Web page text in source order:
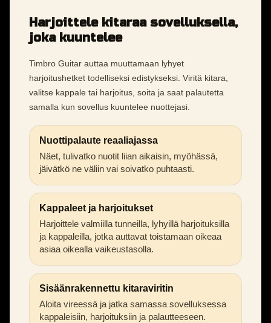
Harjoittele kitaraa sovelluksella,
joka kuuntelee
Timbro Guitar auttaa muuttamaan lyhyet
harjoitushetket todelliseksi edistykseksi. Viritä kitara,
valitse kappale tai harjoitus, soita ja saat palautetta
samalla kun sovellus kuuntelee nuottejasi.
Nuottipalaute reaaliajassa
Näet, tulivatko nuotit liian aikaisin, myöhässä,
jäivätkö ne väliin vai soivatko puhtaasti.
Kappaleet ja harjoitukset
Harjoittele valmiilla tunneilla, lyhyillä harjoituksilla
ja kappaleilla, jotka auttavat toistamaan oikeaa
asiaa oikealla vaikeustasolla.
Sisäänrakennettu kitaraviritin
Aloita vireessä ja jatka samassa sovelluksessa
kappaleisiin, harjoituksiin ja palautteeseen.